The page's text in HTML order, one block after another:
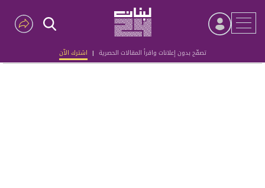
تصفّح بدون إعلانات واقرأ المقالات الحصرية | اشترك الآن
Advertisement